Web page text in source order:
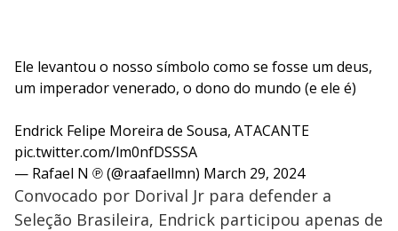
Ele levantou o nosso símbolo como se fosse um deus,
um imperador venerado, o dono do mundo (e ele é)
Endrick Felipe Moreira de Sousa, ATACANTE
pic.twitter.com/lm0nfDSSSA
— Rafael N ℗ (@raafaellmn) March 29, 2024
Convocado por Dorival Jr para defender a
Seleção Brasileira, Endrick participou apenas de